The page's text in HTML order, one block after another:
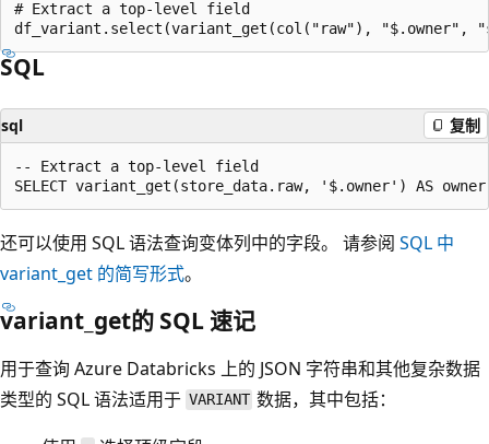
# Extract a top-level field
SQL
sql 复制
-- Extract a top-level field
还可以使用 SQL 语法查询变体列中的字段。 请参阅 SQL 中
variant_get 的简写形式。
variant_get的 SQL 速记
用于查询 Azure Databricks 上的 JSON 字符串和其他复杂数据
类型的 SQL 语法适用于 VARIANT 数据，其中包括：